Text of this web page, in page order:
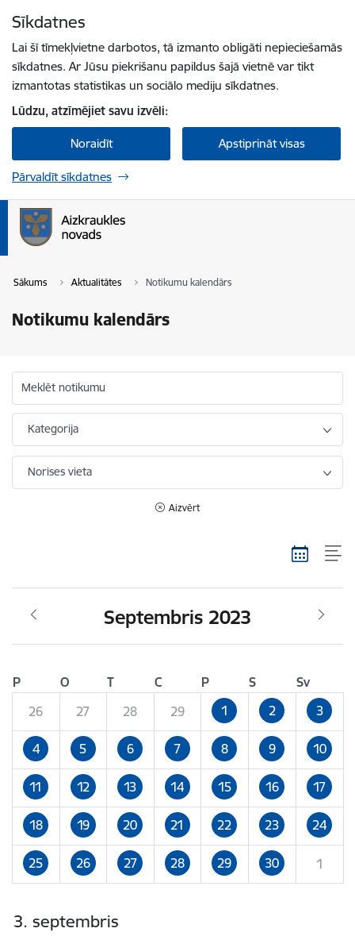
Sīkdatnes
Lai šī tīmekļvietne darbotos, tā izmanto obligāti nepieciešamās
sīkdatnes. Ar Jūsu piekrišanu papildus šajā vietnē var tikt
izmantotas statistikas un sociālo mediju sīkdatnes.
Lūdzu, atzīmējiet savu izvēli:
Noraidīt Apstiprināt visas
Pārvaldīt sīkdatnes
Sākums Aktualitātes Notikumu kalendārs
Notikumu kalendārs
Meklēt notikumu
Kategorija
Norises vieta
Aizvērt
Septembris 2023
P O T C P S
Sv
26
27 28 29 1 2 3
4 5 6 7 8 9 10
11 12 13 14 15 16 17
18 19 20 21 22 23 24
25 26 27 28 29 30 1
3. septembris